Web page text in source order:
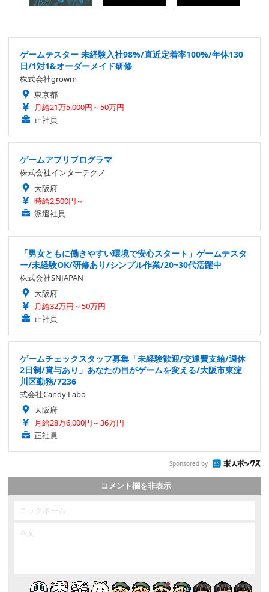
ゲームテスター 未経験入社98%/直近定着率100%/年休130
日/1対1&オーダーメイド研修
株式会社growm
東京都
月給21万5,000円～50万円
正社員
ゲームアプリプログラマ
株式会社インターテクノ
大阪府
時給2,500円～
派遣社員
「男女ともに働きやすい環境で安心スタート」ゲームテスタ
ー/未経験OK/研修あり/シンプル作業/20~30代活躍中
株式会社SNJAPAN
大阪府
月給32万円～50万円
正社員
ゲームチェックスタッフ募集「未経験歓迎/交通費支給/週休
2日制/賞与あり」あなたの目がゲームを変える/大阪市東淀
川区勤務/7236
式会社Candy Labo
大阪府
月給28万6,000円～36万円
正社員
Sponsored by
コメント欄を非表示